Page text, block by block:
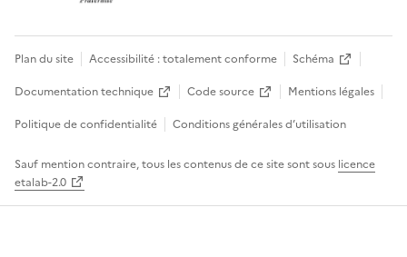
Plan du site Accessibilité : totalement conforme
Schéma
Documentation technique
Code source
Mentions légales
Politique de confidentialité
Conditions générales d’utilisation
Sauf mention contraire, tous les contenus de ce site sont sous licence
etalab-2.0